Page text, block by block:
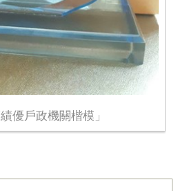
優戶政機關楷模」